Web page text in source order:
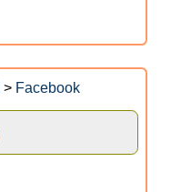
> Facebook